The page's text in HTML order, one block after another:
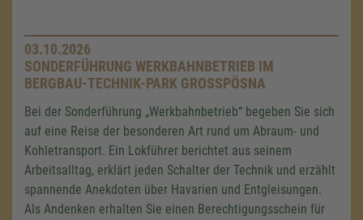
03.10.2026
SONDERFÜHRUNG WERKBAHNBETRIEB IM
BERGBAU-TECHNIK-PARK GROSSPÖSNA
Bei der Sonderführung „Werkbahnbetrieb“ begeben Sie sich
auf eine Reise der besonderen Art rund um Abraum- und
Kohletransport. Ein Lokführer berichtet aus seinem
Arbeitsalltag, erklärt jeden Schalter der Technik und erzählt
spannende Anekdoten über Havarien und Entgleisungen.
Als Andenken erhalten Sie einen Berechtigungsschein für